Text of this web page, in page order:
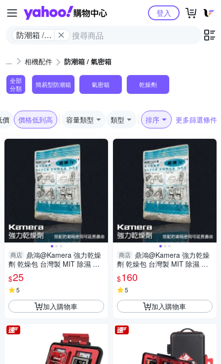
Yahoo購物中心
防潮箱 /
登入
相機配件 防潮箱 / 氣密箱
全部
分類
簡易型防潮箱 氣密箱 乾燥劑
價 價格低到高 容量類型 類型 排序 更多篩選條件
商店 鼎鴻@Kamera 強力乾燥
劑 乾燥包 台灣製 MIT 除濕 防
霉 乾燥 可用於 相機 攝影器材
電池 零件(單包售)
$25
5
加入購物車
商店 鼎鴻@Kamera 強力乾燥
劑 乾燥包 台灣製 MIT 除濕 防
霉 乾燥 可用於 相機 攝影器材
電池 零件(7包售)
$160
5
加入購物車